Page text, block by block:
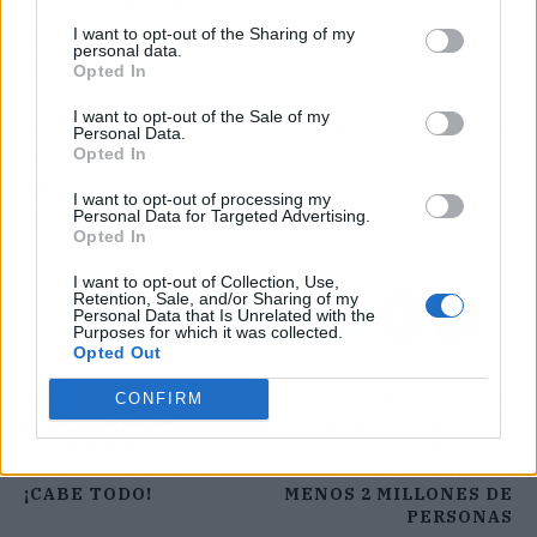
I want to opt-out of the Sharing of my
personal data.
Opted In
I want to opt-out of the Sale of my
Personal Data.
Opted In
I want to opt-out of processing my
Personal Data for Targeted Advertising.
Opted In
I want to opt-out of Collection, Use,
Retention, Sale, and/or Sharing of my
Personal Data that Is Unrelated with the
Purposes for which it was collected.
Opted Out
CONFIRM
sabores artificiales que los conservantes pueden
impartir.
La ausencia de conservantes también puede contribuir a
una mejor textura y aroma del jamón, atributos que
altamente valorados
por los conocedores y amantes de
este producto tradicional de la gastronomía española.
ARTÍCULO ANTERIOR
ESTA DIMINUTA
TRIUNFA EN REDES:
¡CABE TODO!
HISTORIA PARA AL
MENOS 2 MILLONES DE
PERSONAS